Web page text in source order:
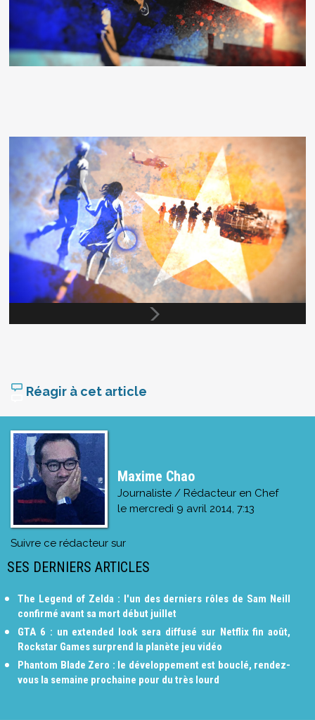
Réagir à cet article
Maxime Chao
Journaliste / Rédacteur en Chef
le mercredi 9 avril 2014, 7:13
Suivre ce rédacteur sur
SES DERNIERS ARTICLES
The Legend of Zelda : l'un des derniers rôles de Sam Neill
confirmé avant sa mort début juillet
GTA 6 : un extended look sera diffusé sur Netflix fin août,
Rockstar Games surprend la planète jeu vidéo
Phantom Blade Zero : le développement est bouclé, rendez-
vous la semaine prochaine pour du très lourd